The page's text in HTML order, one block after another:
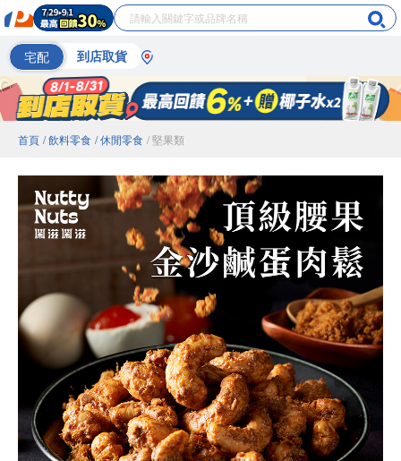
宅配 到店取貨
首頁 / 飲料零食 / 休閒零食 / 堅果類